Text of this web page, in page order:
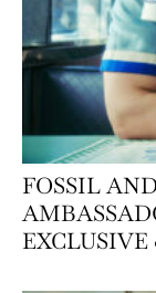
FOSSIL